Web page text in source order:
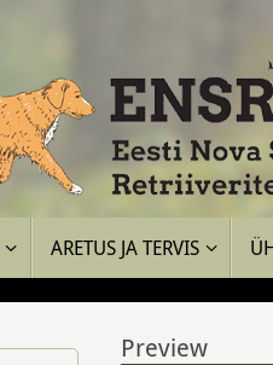
ARETUS JA TERVIS
Preview